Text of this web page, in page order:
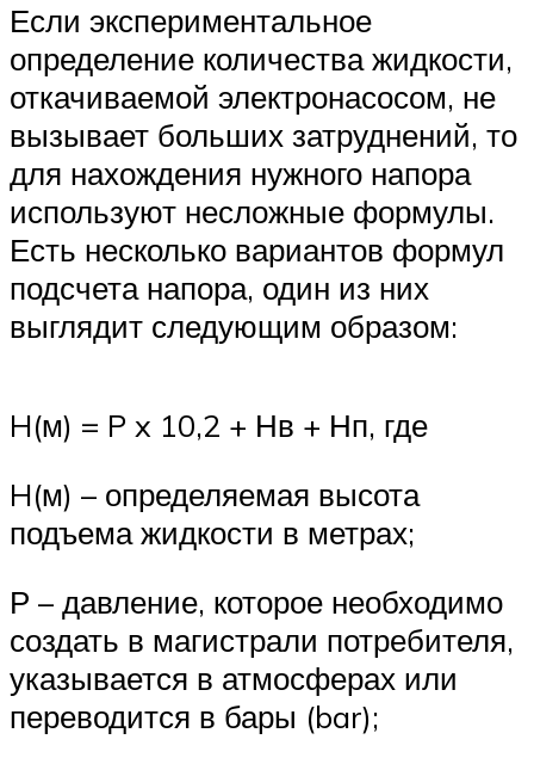
Если экспериментальное
определение количества жидкости,
откачиваемой электронасосом, не
вызывает больших затруднений, то
для нахождения нужного напора
используют несложные формулы.
Есть несколько вариантов формул
подсчета напора, один из них
выглядит следующим образом:
H(м) = P x 10,2 + Нв + Нп, где
H(м) – определяемая высота
подъема жидкости в метрах;
Р – давление, которое необходимо
создать в магистрали потребителя,
указывается в атмосферах или
переводится в бары (bar);